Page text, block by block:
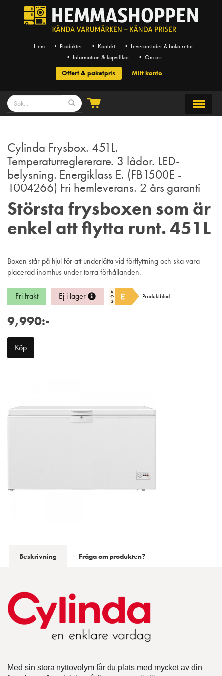
Hem • Produkter • Kontakt
• Leveranstider & boka retur
• Information & köpvillkor
• Om oss
Offert & paketpris Mitt konto
Cylinda Frysbox. 451L.
Temperaturreglererare. 3 lådor. LED-
belysning. Energiklass E. (FB1500E -
1004266) Fri hemleverans. 2 års garanti
Största frysboxen som är
enkel att flytta runt. 451L
Boxen står på hjul för att underlätta vid förflyttning och ska vara
placerad inomhus under torra förhållanden.
Fri frakt Ej i lager Produktblad
9,990:-
Köp
Beskrivning Fråga om produkten?
Med sin stora nyttovolym får du plats med mycket av din